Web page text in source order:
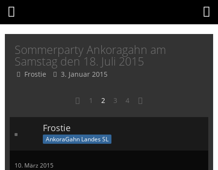
Sommerparty Ankoragahn am
Samstag den 18. Juli 2015
Frostie 3. Januar 2015
1 2 3 4
Frostie
AnkoraGahn Landes SL
10. März 2015